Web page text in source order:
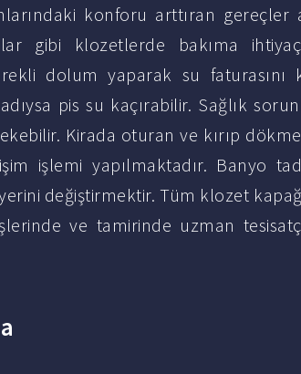
konforu arttıran gereçler
gibi klozetlerde bakıma
dolum yaparak su faturasını
pis su kaçırabilir. Sağlık
Kirada oturan ve kırıp
işlemi yapılmaktadır. Banyo
değiştirmektir. Tüm klozet
ve tamirinde uzman